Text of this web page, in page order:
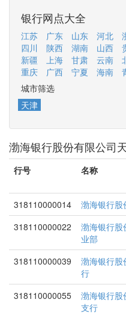
银行网点大全
江苏 广东 山东 河北
四川
陕西 湖南 山西
新疆
上海 甘肃 云南
重庆
广西 宁夏 海南
城市筛选
天津
渤海银行股份有限公司
行号 名称
318110000014
渤海银行股
318110000022
渤海银行股
业部
318110000039
渤海银行股
行
318110000055
渤海银行股
支行